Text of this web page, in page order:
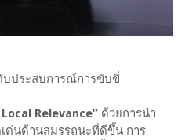
บประสบการณ์การขับขี่
Relevance” ด้วยการนำ
เด่นด้านสมรรถนะที่ดีขึ้น การ